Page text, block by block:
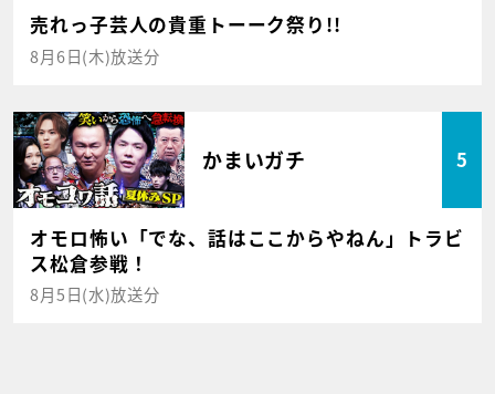
売れっ子芸人の貴重トーーク祭り!!
8月6日(木)放送分
かまいガチ 5
オモロ怖い「でな、話はここからやねん」トラビ
ス松倉参戦！
8月5日(水)放送分